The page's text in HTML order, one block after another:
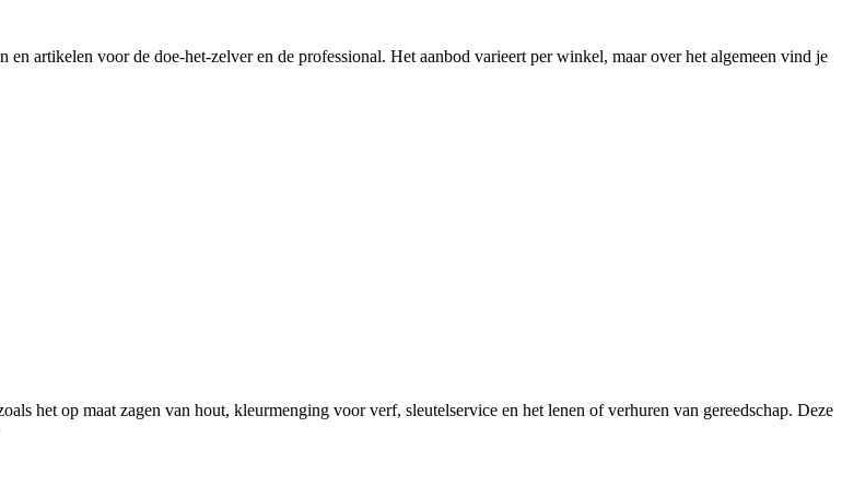
artikelen voor de doe-het-zelver en de professional. Het aanbod varieert per winkel, maar over het algemeen vind je
het op maat zagen van hout, kleurmenging voor verf, sleutelservice en het lenen of verhuren van gereedschap. Deze